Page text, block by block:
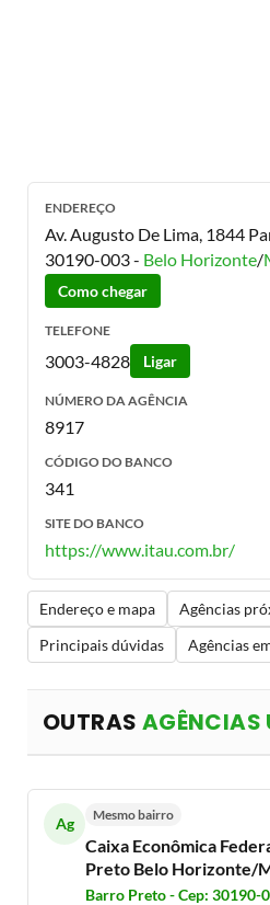
ENDEREÇO
Av. Augusto De Lima, 1844
30190-003- Belo Horizonte/
Como chegar
TELEFONE
3003-4828 Ligar
NÚMERO DA AGÊNCIA
8917
CÓDIGO DO BANCO
341
SITE DO BANCO
https://www.itau.com.br/
Endereço e mapa
Agências
Principais dúvidas
Agências
OUTRAS AGÊNCIAS
Ag Mesmo bairro
Caixa Econômica
Preto Belo Horizonte/
Barro Preto - Cep: 30190-